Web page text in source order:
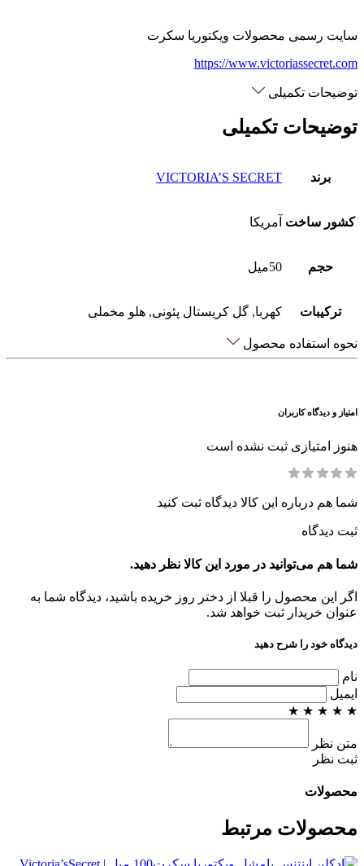
سایت رسمی محصولات ویکتوریا سکرت
https://www.victoriassecret.com
توضیحات تکمیلی
توضیحات تکمیلی
برند VICTORIA’S SECRET
کشور ساخت آمریکا
حجم 50میل
ترکیبات کهربا, گل کریستال پئونی, هلو مخملی
نحوه استفاده محصول
امتیاز و دیدگاه کاربران
هنوز امتیازی ثبت نشده است
شما هم درباره این کالا دیدگاه ثبت کنید
ثبت دیدگاه
شما هم می‌توانید در مورد این کالا نظر دهید.
اگر این محصول را قبلا از دختر روز خریده باشید، دیدگاه شما به
عنوان خریدار ثبت خواهد شد.
دیدگاه خود را شرح دهید
نام
ایمیل
★
★
★
★
★
متن نظر
ثبت نظر
محصولات
محصولات مرتبط